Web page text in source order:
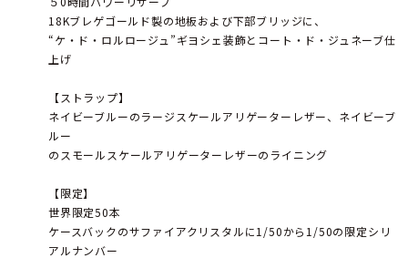
18Kブレゲゴールド製の地板および下部ブリッジに、
“ケ・ド・ロルロージュ”ギヨシェ装飾とコート・ド・ジュネーブ仕
上げ
【ストラップ】
ネイビーブルーのラージスケールアリゲーターレザー、ネイビーブ
ルー
のスモールスケールアリゲーターレザーのライニング
【限定】
世界限定50本
ケースバックのサファイアクリスタルに1/50から1/50の限定シリ
アルナンバー